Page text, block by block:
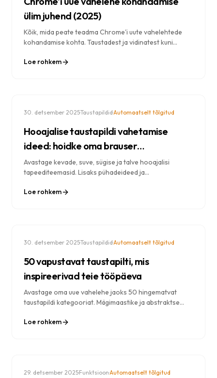
ülim juhend (2025)
Kõik, mida peate teadma Chrome'i uute vahelehtede
kohandamise kohta. Taustadest ja vidinatest kuni
juhend.
Loe rohkem
30. detsember 2025·Taustapildid·Automaatselt tõlgitud
Hooajalise taustapildi vahetamise
ideed: hoidke oma brauser
aastaringselt värskena
Avastage kevade, suve, sügise ja talve hooajalisi
tapeediteemasid. Lisaks pühadeideed ja
aastaringselt inspireeriv.
Loe rohkem
30. detsember 2025·Taustapildid·Automaatselt tõlgitud
50 vapustavat taustapilti, mis
inspireerivad teie tööpäeva
Avastage oma uue vahelehe jaoks 50 hingematvat
taustapildi kategooriat. Mägimaastike ja abstraktse
inspireerimiseks.
Loe rohkem
29. detsember 2025·Funktsioon·Automaatselt tõlgitud